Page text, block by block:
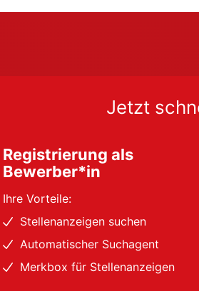
Jetzt
Registrierung als
Bewerber*in
Ihre Vorteile:
Stellenanzeigen suchen
Automatischer Suchagent
Merkbox für Stellenanzeigen